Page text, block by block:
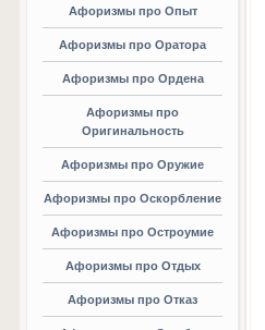
Афоризмы про Опыт
Афоризмы про Оратора
Афоризмы про Ордена
Афоризмы про
Оригинальность
Афоризмы про Оружие
Афоризмы про Оскорбление
Афоризмы про Остроумие
Афоризмы про Отдых
Афоризмы про Отказ